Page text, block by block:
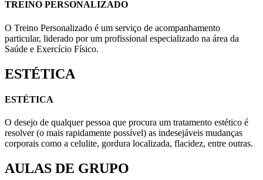
TREINO PERSONALIZADO
O Treino Personalizado é um serviço de acompanhamento
particular, liderado por um profissional especializado na área da
Saúde e Exercício Físico.
ESTÉTICA
ESTÉTICA
O desejo de qualquer pessoa que procura um tratamento estético é
resolver (o mais rapidamente possível) as indesejáveis mudanças
corporais como a celulite, gordura localizada, flacidez, entre outras.
AULAS DE GRUPO